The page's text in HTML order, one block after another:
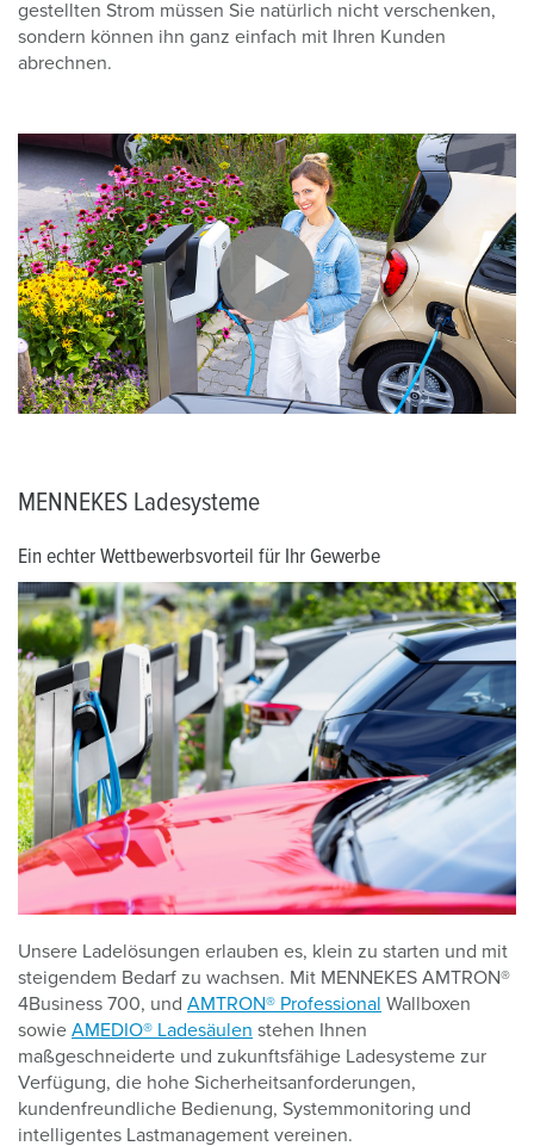
gestellten Strom müssen Sie natürlich nicht verschenken,
sondern können ihn ganz einfach mit Ihren Kunden
abrechnen.
MENNEKES Ladesysteme
Ein echter Wettbewerbsvorteil für Ihr Gewerbe
Unsere Ladelösungen erlauben es, klein zu starten und mit
steigendem Bedarf zu wachsen. Mit MENNEKES AMTRON®
4Business 700, und AMTRON® Professional Wallboxen
sowie AMEDIO® Ladesäulen stehen Ihnen
maßgeschneiderte und zukunftsfähige Ladesysteme zur
Verfügung, die hohe Sicherheitsanforderungen,
kundenfreundliche Bedienung, Systemmonitoring und
intelligentes Lastmanagement vereinen.